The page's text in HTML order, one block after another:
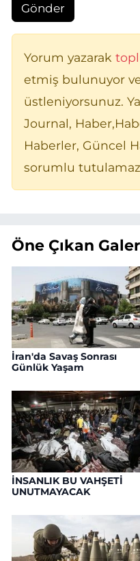
Gönder
Yorum yazarak
etmiş bulunuyor
üstleniyorsunuz.
Journal,
Haberler, Güncel
sorumlu
Öne Çıkan
İran'da Savaş Sonrası
Günlük Yaşam
İNSANLIK BU VAHŞETİ
UNUTMAYACAK